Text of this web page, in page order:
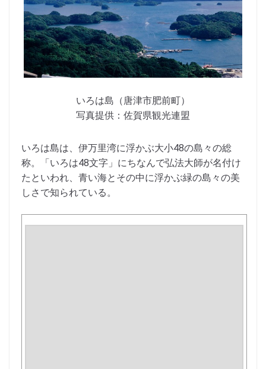
いろは島（唐津市肥前町）
写真提供：佐賀県観光連盟
いろは島は、伊万里湾に浮かぶ大小48の島々の総
称。「いろは48文字」にちなんで弘法大師が名付け
たといわれ、青い海とその中に浮かぶ緑の島々の美
しさで知られている。